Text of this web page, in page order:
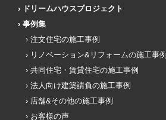
ドリームハウスプロジェクト
事例集
注文住宅の施工事例
リノベーション&リフォームの施工事例
共同住宅・賃貸住宅の施工事例
法人向け建築請負の施工事例
店舗&その他の施工事例
お客様の声